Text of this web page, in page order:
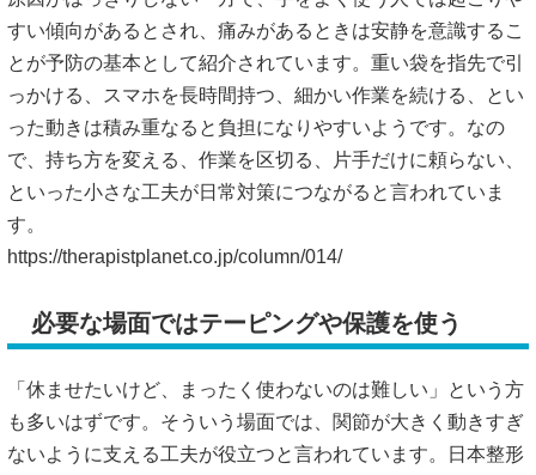
すい傾向があるとされ、痛みがあるときは安静を意識するこ
とが予防の基本として紹介されています。重い袋を指先で引
っかける、スマホを長時間持つ、細かい作業を続ける、とい
った動きは積み重なると負担になりやすいようです。なの
で、持ち方を変える、作業を区切る、片手だけに頼らない、
といった小さな工夫が日常対策につながると言われていま
す。
https://therapistplanet.co.jp/column/014/
必要な場面ではテーピングや保護を使う
「休ませたいけど、まったく使わないのは難しい」という方
も多いはずです。そういう場面では、関節が大きく動きすぎ
ないように支える工夫が役立つと言われています。日本整形